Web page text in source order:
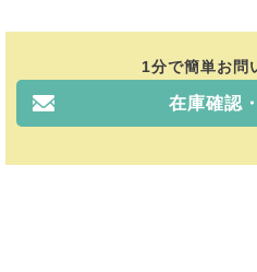
1分で簡単お問
在庫確認